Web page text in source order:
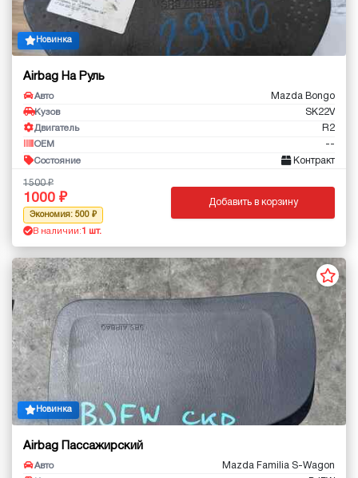
Новинка
Airbag На Руль
Авто Mazda Bongo
Кузов SK22V
Двигатель R2
OEM --
Состояние Контракт
1500
1000
Экономия: 500
В наличии: 1 шт.
Добавить в корзину
Новинка
Airbag Пассажирский
Авто Mazda Familia S-Wagon